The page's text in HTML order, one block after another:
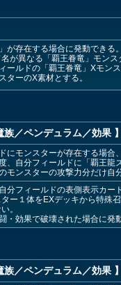
存在する場合に発動でき
が異なる「覇王眷竜」モン
ルドの「覇王眷竜」Xモン
ターのX素材とする。
族／ペンデュラム／効果 】
にモンスターが存在する場合
、自分フィールドに「覇王龍
モンスターの攻撃力分だけ自
フィールドの表側表示カ
ー１体をEXデッキから特殊
。
効果で破壊された場合に発
族／ペンデュラム／効果 】